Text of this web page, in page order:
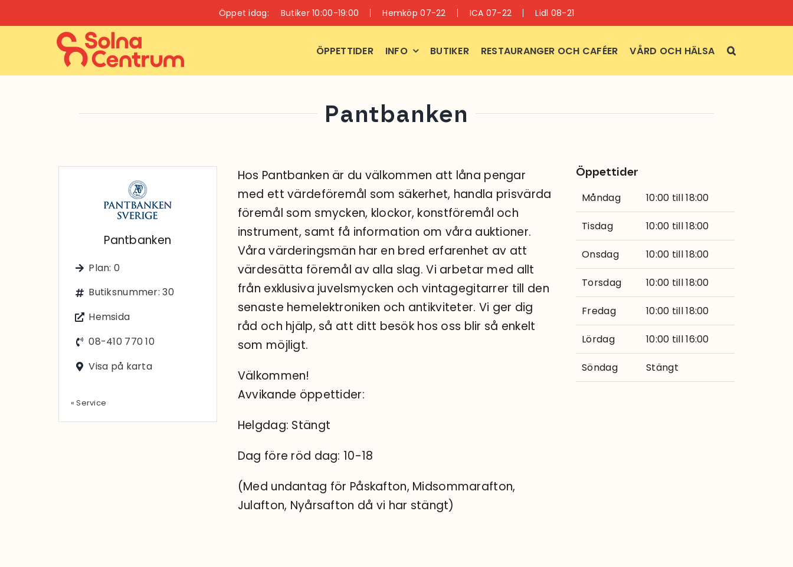
till
Öppet idag: Butiker 10:00-19:00 Hemköp 07-22 ICA 07-22 Lidl 08-21
ÖPPETTIDER INFO BUTIKER RESTAURANGER OCH CAFÉER VÅRD OCH HÄLSA
Pantbanken
Pantbanken
Plan: 0
Butiksnummer: 30
Hemsida
08-410 770 10
Visa på karta
« Service
Hos Pantbanken är du välkommen att låna pengar
med ett värdeföremål som säkerhet, handla prisvärda
föremål som smycken, klockor, konstföremål och
instrument, samt få information om våra auktioner.
Våra värderingsmän har en bred erfarenhet av att
värdesätta föremål av alla slag. Vi arbetar med allt
från exklusiva juvelsmycken och vintagegitarrer till den
senaste hemelektroniken och antikviteter. Vi ger dig
råd och hjälp, så att ditt besök hos oss blir så enkelt
som möjligt.
Välkommen!
Avvikande öppettider:
Helgdag: Stängt
Dag före röd dag: 10-18
(Med undantag för Påskafton, Midsommarafton,
Julafton, Nyårsafton då vi har stängt)
Öppettider
Måndag 10:00 till 18:00
Tisdag 10:00 till 18:00
Onsdag 10:00 till 18:00
Torsdag 10:00 till 18:00
Fredag 10:00 till 18:00
Lördag 10:00 till 16:00
Söndag Stängt